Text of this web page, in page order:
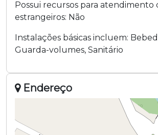
Possui recursos para atendimento
estrangeiros: Não
Instalações básicas incluem:
Guarda-volumes, Sanitário
Endereço